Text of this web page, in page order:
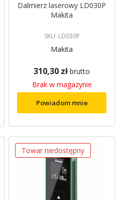
Dalmierz laserowy LD030P
Makita
SKU: LD030P
Makita
310,30 zł brutto
Brak w magazynie
Powiadom mnie
Towar niedostępny